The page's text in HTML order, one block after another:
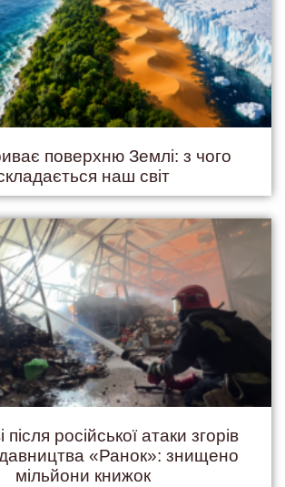
поверхню Землі: з чого
наш світ
російської атаки згорів
«Ранок»: знищено
мільйони книжок